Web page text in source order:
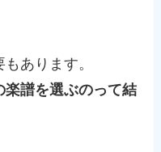
あります。
楽譜を選ぶのって結